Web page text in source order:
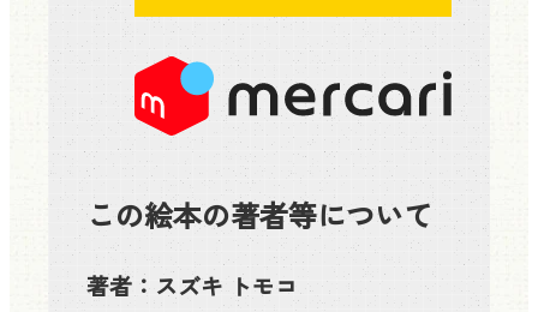
この絵本の著者等について
著者： スズキ トモコ